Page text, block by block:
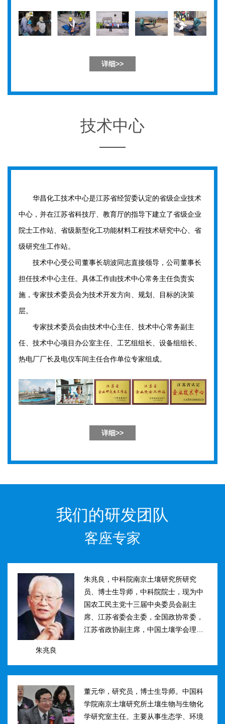
详细>>
技术中心
华昌化工技术中心是江苏省经贸委认定的省级企业技术
中心，并在江苏省科技厅、教育厅的指导下建立了省级企业
院士工作站、省级新型化工功能材料工程技术研究中心、省
级研究生工作站。
技术中心受公司董事长胡波同志直接领导，公司董事长
担任技术中心主任。具体工作由技术中心常务主任负责实
施，专家技术委员会为技术开发方向、规划、目标的决策
层。
专家技术委员会由技术中心主任、技术中心常务副主
任、技术中心项目办公室主任、工艺组组长、设备组组长、
热电厂厂长及电仪车间主任合作单位专家组成。
详细>>
我们的研发团队
客座专家
朱兆良
朱兆良，中科院南京土壤研究所研究
员、博士生导师，中科院院士，现为中
国农工民主党十三届中央委员会副主
席、江苏省委会主委，全国政协常委，
江苏省政协副主席，中国土壤学会理事
国家、中科院、江苏省科技进步奖和自
董元华，研究员，博士生导师。中国科
学院南京土壤研究所土壤生物与生物化
学研究室主任。主要从事生态学、环境